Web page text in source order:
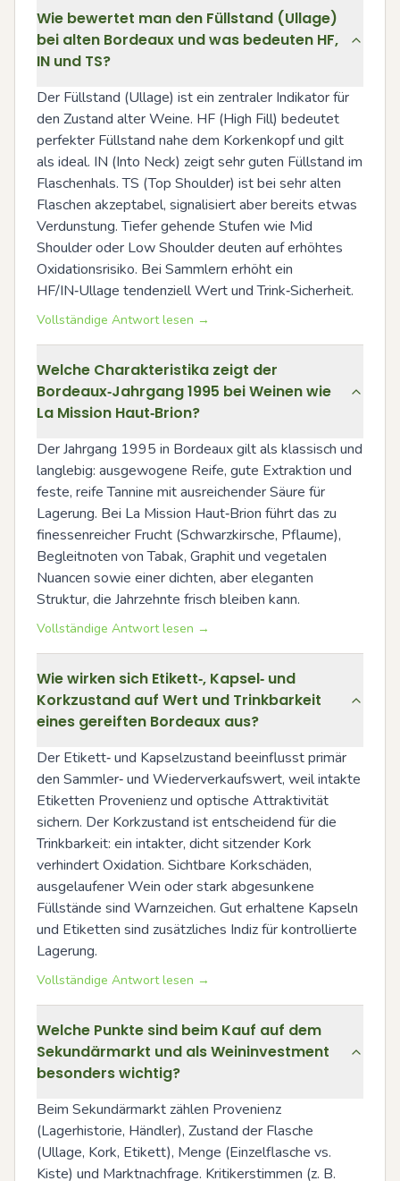
Wie bewertet man den Füllstand (Ullage)
bei alten Bordeaux und was bedeuten HF,
IN und TS?
Der Füllstand (Ullage) ist ein zentraler Indikator für
den Zustand alter Weine. HF (High Fill) bedeutet
perfekter Füllstand nahe dem Korkenkopf und gilt
als ideal. IN (Into Neck) zeigt sehr guten Füllstand im
Flaschenhals. TS (Top Shoulder) ist bei sehr alten
Flaschen akzeptabel, signalisiert aber bereits etwas
Verdunstung. Tiefer gehende Stufen wie Mid
Shoulder oder Low Shoulder deuten auf erhöhtes
Oxidationsrisiko. Bei Sammlern erhöht ein
HF/IN‑Ullage tendenziell Wert und Trink‑Sicherheit.
Vollständige Antwort lesen →
Welche Charakteristika zeigt der
Bordeaux‑Jahrgang 1995 bei Weinen wie
La Mission Haut‑Brion?
Der Jahrgang 1995 in Bordeaux gilt als klassisch und
langlebig: ausgewogene Reife, gute Extraktion und
feste, reife Tannine mit ausreichender Säure für
Lagerung. Bei La Mission Haut‑Brion führt das zu
finessenreicher Frucht (Schwarzkirsche, Pflaume),
Begleitnoten von Tabak, Graphit und vegetalen
Nuancen sowie einer dichten, aber eleganten
Struktur, die Jahrzehnte frisch bleiben kann.
Vollständige Antwort lesen →
Wie wirken sich Etikett‑, Kapsel‑ und
Korkzustand auf Wert und Trinkbarkeit
eines gereiften Bordeaux aus?
Der Etikett‑ und Kapselzustand beeinflusst primär
den Sammler‑ und Wiederverkaufswert, weil intakte
Etiketten Provenienz und optische Attraktivität
sichern. Der Korkzustand ist entscheidend für die
Trinkbarkeit: ein intakter, dicht sitzender Kork
verhindert Oxidation. Sichtbare Korkschäden,
ausgelaufener Wein oder stark abgesunkene
Füllstände sind Warnzeichen. Gut erhaltene Kapseln
und Etiketten sind zusätzliches Indiz für kontrollierte
Lagerung.
Vollständige Antwort lesen →
Welche Punkte sind beim Kauf auf dem
Sekundärmarkt und als Weininvestment
besonders wichtig?
Beim Sekundärmarkt zählen Provenienz
(Lagerhistorie, Händler), Zustand der Flasche
(Ullage, Kork, Etikett), Menge (Einzelflasche vs.
Kiste) und Marktnachfrage. Kritikerstimmen (z. B.